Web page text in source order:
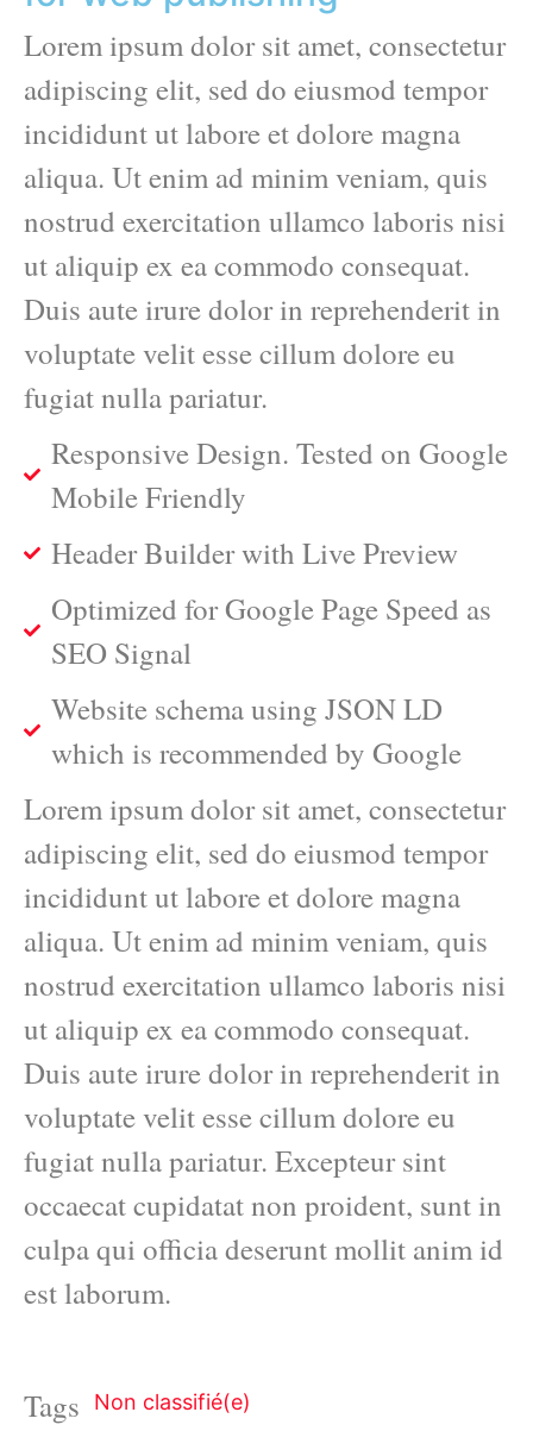
Lorem ipsum dolor sit amet, consectetur
adipiscing elit, sed do eiusmod tempor
incididunt ut labore et dolore magna
aliqua. Ut enim ad minim veniam, quis
nostrud exercitation ullamco laboris nisi
ut aliquip ex ea commodo consequat.
Duis aute irure dolor in reprehenderit in
voluptate velit esse cillum dolore eu
fugiat nulla pariatur.
Responsive Design. Tested on Google
Mobile Friendly
Header Builder with Live Preview
Optimized for Google Page Speed as
SEO Signal
Website schema using JSON LD
which is recommended by Google
Lorem ipsum dolor sit amet, consectetur
adipiscing elit, sed do eiusmod tempor
incididunt ut labore et dolore magna
aliqua. Ut enim ad minim veniam, quis
nostrud exercitation ullamco laboris nisi
ut aliquip ex ea commodo consequat.
Duis aute irure dolor in reprehenderit in
voluptate velit esse cillum dolore eu
fugiat nulla pariatur. Excepteur sint
occaecat cupidatat non proident, sunt in
culpa qui officia deserunt mollit anim id
est laborum.
Tags Non classifié(e)